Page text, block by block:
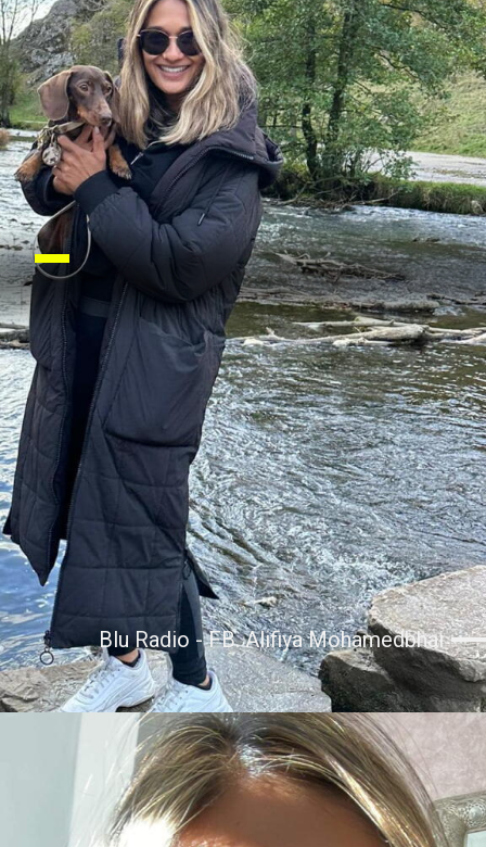
Blu Radio - FB. Alifiya Mohamedbhai